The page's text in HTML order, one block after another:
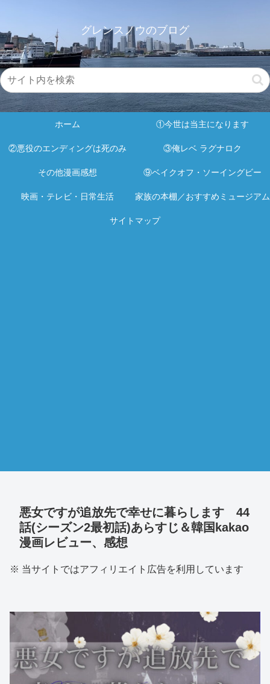
グレンスノウのブログ
ホーム ①今世は当主になります
②悪役のエンディングは死のみ ③俺レベ ラグナロク
その他漫画感想 ⑨ベイクオフ・ソーイングビー
映画・テレビ・日常生活 家族の本棚／おすすめミュージアム
サイトマップ
悪女ですが追放先で幸せに暮らします 44
話(シーズン2最初話)あらすじ＆韓国kakao
漫画レビュー、感想
※ 当サイトではアフィリエイト広告を利用しています